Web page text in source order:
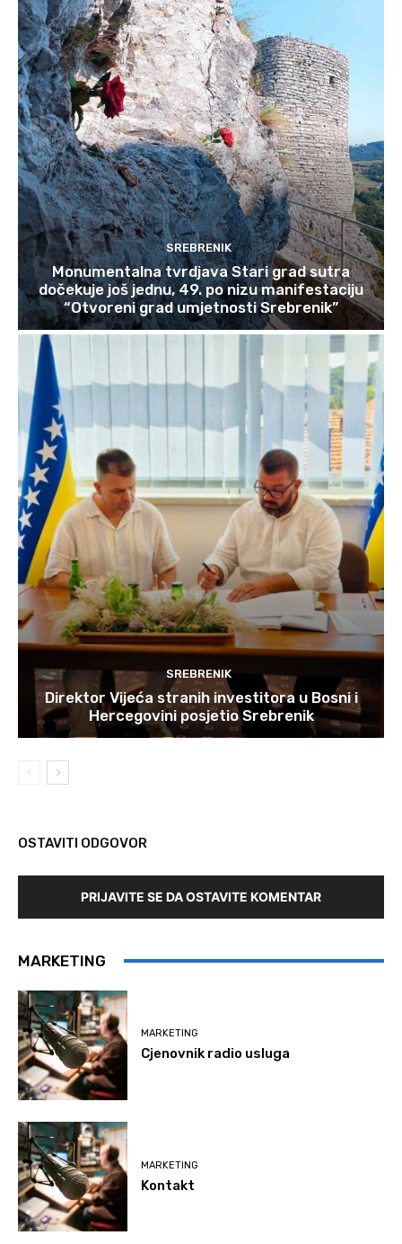
SREBRENIK
Monumentalna tvrdjava Stari grad sutra
dočekuje još jednu, 49. po nizu manifestaciju
“Otvoreni grad umjetnosti Srebrenik”
SREBRENIK
Direktor Vijeća stranih investitora u Bosni i
Hercegovini posjetio Srebrenik
OSTAVITI ODGOVOR
PRIJAVITE SE DA OSTAVITE KOMENTAR
MARKETING
MARKETING
Cjenovnik radio usluga
MARKETING
Kontakt